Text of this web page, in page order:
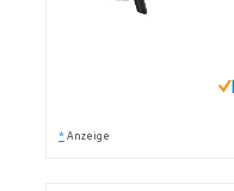
* Anzeige